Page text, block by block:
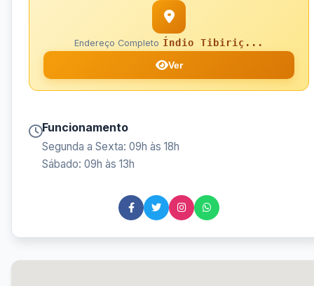
Endereço Completo Índio Tibiriç...
Ver
Funcionamento
Segunda a Sexta: 09h às 18h
Sábado: 09h às 13h